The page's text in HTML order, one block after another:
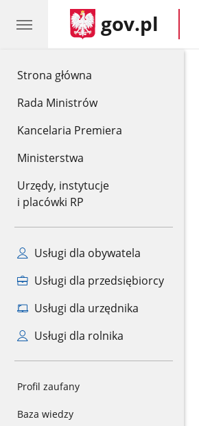
Strona główna
Rada Ministrów
Kancelaria Premiera
Ministerstwa
Urzędy, instytucje
i placówki RP
Usługi dla obywatela
Usługi dla przedsiębiorcy
Usługi dla urzędnika
Usługi dla rolnika
Profil zaufany
Baza wiedzy
gov.pl